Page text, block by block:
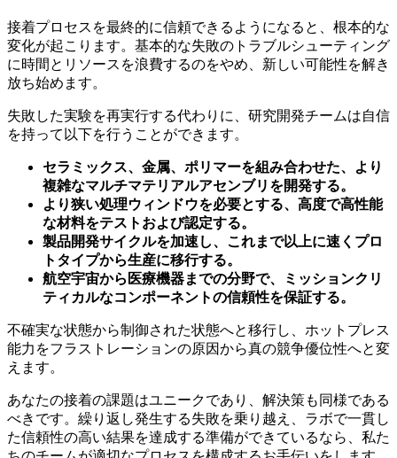
接着プロセスを最終的に信頼できるようになると、根本的な
変化が起こります。基本的な失敗のトラブルシューティング
に時間とリソースを浪費するのをやめ、新しい可能性を解き
放ち始めます。
失敗した実験を再実行する代わりに、研究開発チームは自信
を持って以下を行うことができます。
セラミックス、金属、ポリマーを組み合わせた、より
複雑なマルチマテリアルアセンブリを開発する。
より狭い処理ウィンドウを必要とする、高度で高性能
な材料をテストおよび認定する。
製品開発サイクルを加速し、これまで以上に速くプロ
トタイプから生産に移行する。
航空宇宙から医療機器までの分野で、ミッションクリ
ティカルなコンポーネントの信頼性を保証する。
不確実な状態から制御された状態へと移行し、ホットプレス
能力をフラストレーションの原因から真の競争優位性へと変
えます。
あなたの接着の課題はユニークであり、解決策も同様である
べきです。繰り返し発生する失敗を乗り越え、ラボで一貫し
た信頼性の高い結果を達成する準備ができているなら、私た